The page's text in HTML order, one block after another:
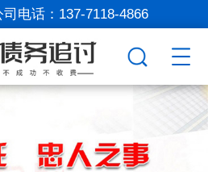
电话： 137-7118-4866